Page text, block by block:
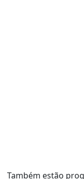
Também estão